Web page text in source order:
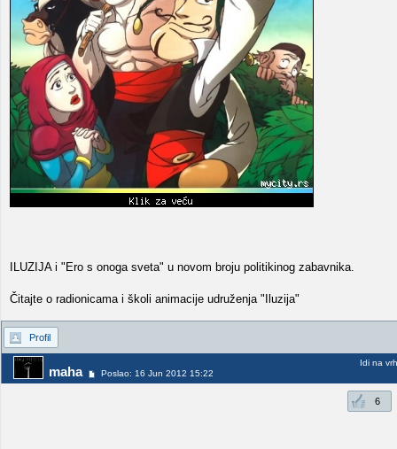
ILUZIJA i "Ero s onoga sveta" u novom broju politikinog zabavnika.
Čitajte o radionicama i školi animacije udruženja "Iluzija"
Profil
maha Poslao: 16 Jun 2012 15:22
Idi na vrh
6